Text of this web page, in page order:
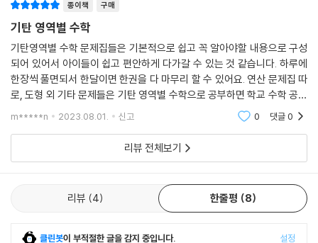
종이책 구매
기탄 영역별 수학
기탄영역별 수학 문제집들은 기본적으로 쉽고 꼭 알아야할 내용으로 구성
되어 있어서 아이들이 쉽고 편안하게 다가갈 수 있는 것 같습니다. 하루에
한장씩 풀면되서 한달이면 한권을 다 마무리 할 수 있어요. 연산 문제집 따
로, 도형 외 기타 문제들은 기탄 영역별 수학으로 공부하면 학교 수학 공부
는 따로 걱정을 안해도 될 것 같아요. 다음 삼각형, 사각형
m*****n 2023.08.01. 신고 0 댓글0
리뷰 전체보기
리뷰 4 한줄평 8
클린봇이 부적절한 글을 감지 중입니다. 설정